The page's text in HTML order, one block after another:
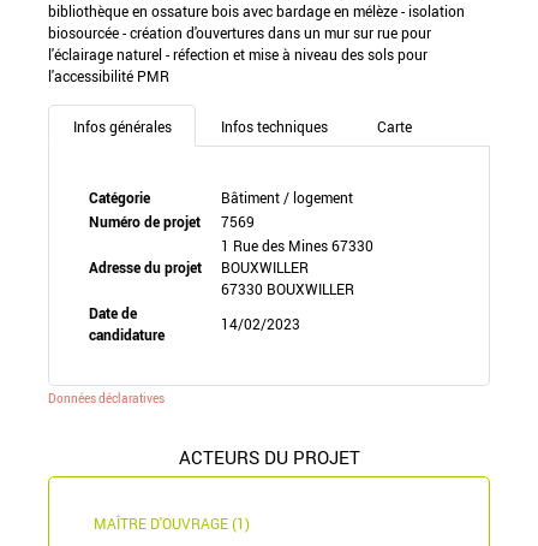
bibliothèque en ossature bois avec bardage en mélèze - isolation
biosourcée - création d'ouvertures dans un mur sur rue pour
l'éclairage naturel - réfection et mise à niveau des sols pour
l'accessibilité PMR
Infos générales Infos techniques Carte
Catégorie
Bâtiment / logement
Numéro de projet
7569
Adresse du projet
1 Rue des Mines 67330
BOUXWILLER
67330 BOUXWILLER
Date de
candidature
14/02/2023
Données déclaratives
ACTEURS DU PROJET
MAÎTRE D'OUVRAGE (1)